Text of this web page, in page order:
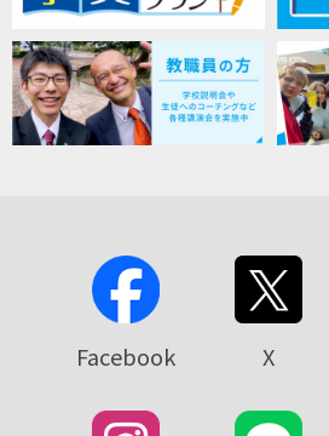
Facebook X